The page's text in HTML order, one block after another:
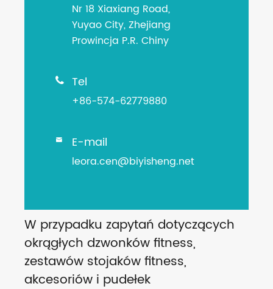
Nr 18 Xiaxiang Road,
Yuyao City, Zhejiang
Prowincja P.R. Chiny
 Tel
+86-574-62779880
 E-mail
leora.cen@biyisheng.net
W przypadku zapytań dotyczących
okrągłych dzwonków fitness,
zestawów stojaków fitness,
akcesoriów i pudełek